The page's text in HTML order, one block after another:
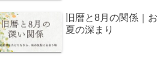
旧暦と8月の関係｜
夏の深まり